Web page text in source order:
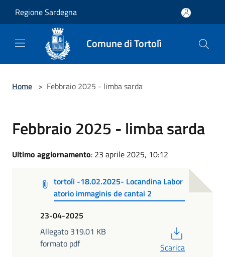
Regione Sardegna
Comune di Tortolì
Home > Febbraio 2025 - limba sarda
Febbraio 2025 - limba sarda
Ultimo aggiornamento: 23 aprile 2025, 10:12
tortolì -18.02.2025- Locandina Labor
atorio immaginis de cantai 2
23-04-2025
Allegato 319.01 KB
formato pdf
Scarica